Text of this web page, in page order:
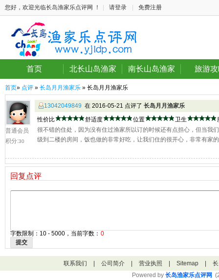
您好，欢迎光临长岛渔家乐点评网 ！ 请登录 免费注册
首页 北长山岛渔家 南长山岛渔家 旅游
首页» 点评 » 长岛月月渔家乐 » 长岛月月渔家乐
普通会员
积分:30
13042049849 在 2016-05-21 点评了 长岛月月渔家乐
性价比
舒适度 位置 卫生
很不错的住处，因为没有住过渔家所以订的时候还有点担心，但当我
级到二楼的房间，饭也做的非常好吃，让我们住的很开心，非常有家
回复点评
字数限制：10 - 5000，当前字数： 0
提交
联系我们 公司简介 营业执照 Sitemap
Powered by 长岛渔家乐点评网